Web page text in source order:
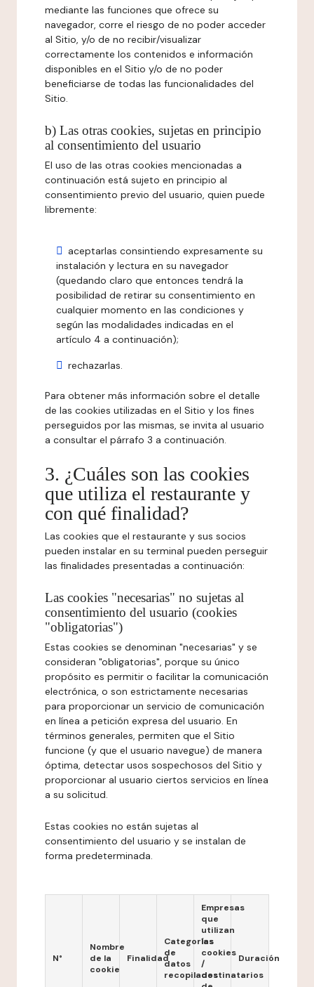
mediante las funciones que ofrece su
navegador, corre el riesgo de no poder acceder
al Sitio, y/o de no recibir/visualizar
correctamente los contenidos e información
disponibles en el Sitio y/o de no poder
beneficiarse de todas las funcionalidades del
Sitio.
b) Las otras cookies, sujetas en principio
al consentimiento del usuario
El uso de las otras cookies mencionadas a
continuación está sujeto en principio al
consentimiento previo del usuario, quien puede
libremente:
aceptarlas consintiendo expresamente su
instalación y lectura en su navegador
(quedando claro que entonces tendrá la
posibilidad de retirar su consentimiento en
cualquier momento en las condiciones y
según las modalidades indicadas en el
artículo 4 a continuación);
rechazarlas.
Para obtener más información sobre el detalle
de las cookies utilizadas en el Sitio y los fines
perseguidos por las mismas, se invita al usuario
a consultar el párrafo 3 a continuación.
3. ¿Cuáles son las cookies
que utiliza el restaurante y
con qué finalidad?
Las cookies que el restaurante y sus socios
pueden instalar en su terminal pueden perseguir
las finalidades presentadas a continuación:
Las cookies "necesarias" no sujetas al
consentimiento del usuario (cookies
"obligatorias")
Estas cookies se denominan "necesarias" y se
consideran "obligatorias", porque su único
propósito es permitir o facilitar la comunicación
electrónica, o son estrictamente necesarias
para proporcionar un servicio de comunicación
en línea a petición expresa del usuario. En
términos generales, permiten que el Sitio
funcione (y que el usuario navegue) de manera
óptima, detectar usos sospechosos del Sitio y
proporcionar al usuario ciertos servicios en línea
a su solicitud.
Estas cookies no están sujetas al
consentimiento del usuario y se instalan de
forma predeterminada.
N°
Nombre
de la
cookie
Finalidad
Categorías
de
datos
recopilados
Empresas
que
utilizan
las
cookies
/
destinatarios
Duración